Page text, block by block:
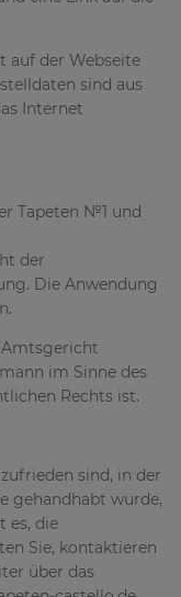
auf der Webseite
sind aus
Internet
Tapeten №1 und
der
Die Anwendung
Amtsgericht
im Sinne des
Rechts ist.
sind, in der
gehandhabt wurde,
es, die
Sie, kontaktieren
über das